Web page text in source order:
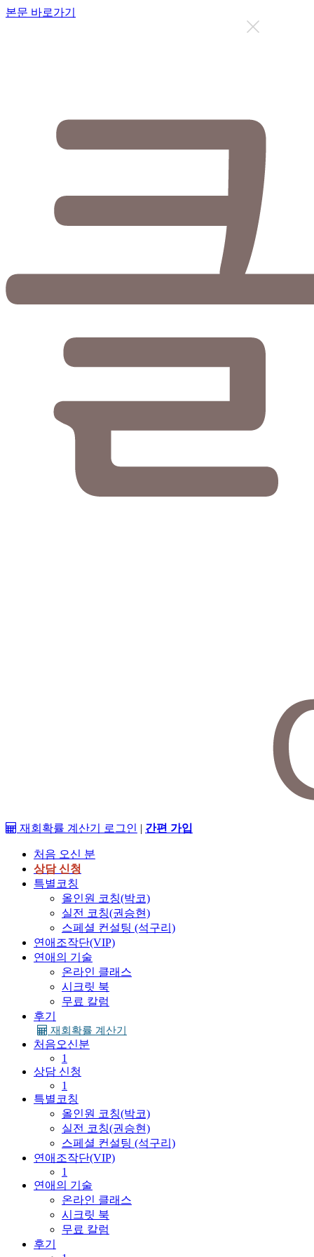
본문 바로가기
재회확률 계산기 로그인 | 간편 가입
처음 오신 분
상담 신청
특별코칭
올인원 코칭(박코)
실전 코칭(권승현)
스페셜 컨설팅 (석구리)
연애조작단(VIP)
연애의 기술
온라인 클래스
시크릿 북
무료 칼럼
후기
재회확률 계산기
처음오신분
1
상담 신청
1
특별코칭
올인원 코칭(박코)
실전 코칭(권승현)
스페셜 컨설팅 (석구리)
연애조작단(VIP)
1
연애의 기술
온라인 클래스
시크릿 북
무료 칼럼
후기